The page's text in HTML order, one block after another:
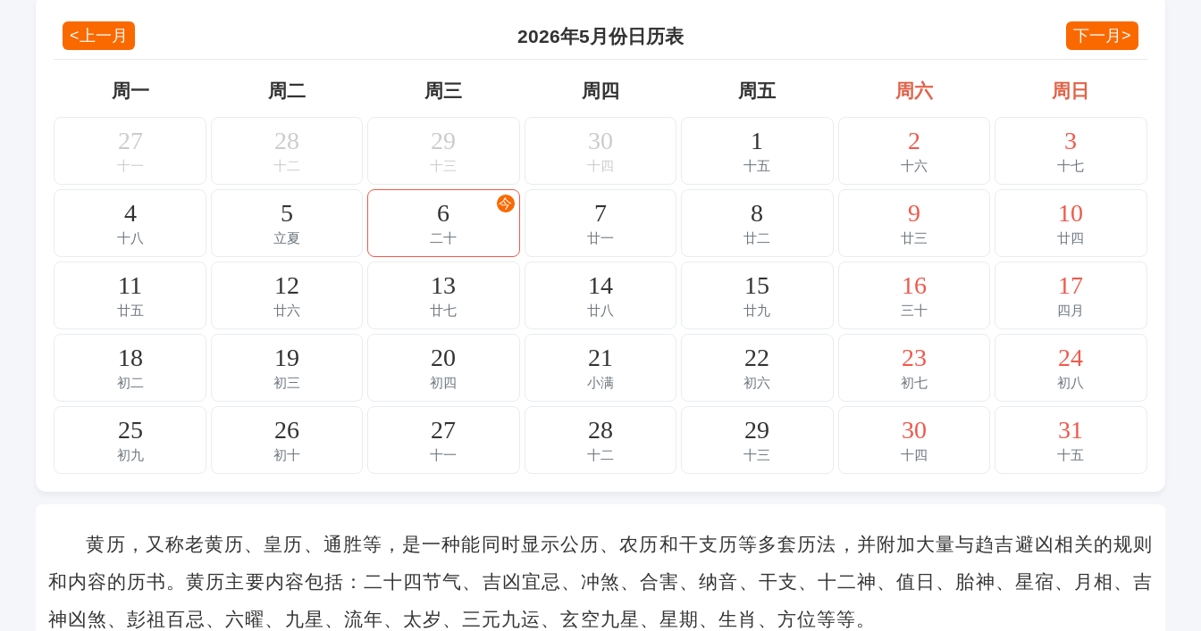
<上一月 2026年5月份日历表 下一月>
周一 周二 周三 周四 周五 周六 周日
27
十一
28
十二
29
十三
30
十四
1
十五
2
十六
3
十七
4
十八
5
立夏
6
二十
今 7
廿一
8
廿二
9
廿三
10
廿四
11
廿五
12
廿六
13
廿七
14
廿八
15
廿九
16
三十
17
四月
18
初二
19
初三
20
初四
21
小满
22
初六
23
初七
24
初八
25
初九
26
初十
27
十一
28
十二
29
十三
30
十四
31
十五
黄历，又称老黄历、皇历、通胜等，是一种能同时显示公历、农历和干支历等多套历法，并附加大量与趋吉避凶相关的规则
和内容的历书。黄历主要内容包括：二十四节气、吉凶宜忌、冲煞、合害、纳音、干支、十二神、值日、胎神、星宿、月相、吉
神凶煞、彭祖百忌、六曜、九星、流年、太岁、三元九运、玄空九星、星期、生肖、方位等等。